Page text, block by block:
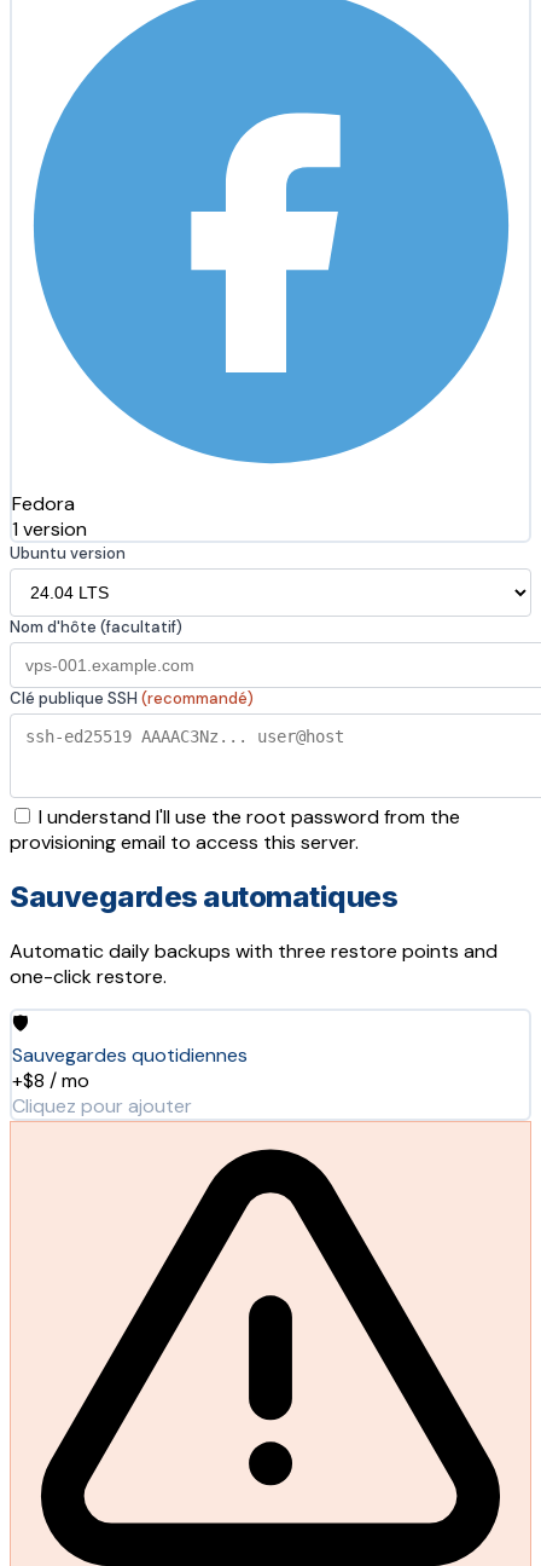
Fedora
1 version
Ubuntu version
Nom d'hôte (facultatif)
Clé publique SSH (recommandé)
I understand I'll use the root password from the
provisioning email to access this server.
Sauvegardes automatiques
Automatic daily backups with three restore points and
one-click restore.
🛡️
Sauvegardes quotidiennes
+$8 / mo
Cliquez pour ajouter